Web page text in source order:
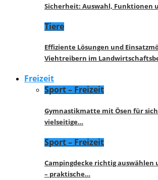
Sicherheit: Auswahl, Funktionen
Tiere
Effiziente Lösungen und
Viehtreibern im
Freizeit
Sport – Freizeit
Gymnastikmatte mit Ösen für
vielseitige…
Sport – Freizeit
Campingdecke richtig auswählen
– praktische…